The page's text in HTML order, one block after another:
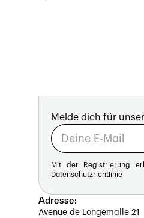
Melde dich für
Mit der Registrierung
Datenschutzrichtlinie
Adresse:
Avenue de Longemalle 21